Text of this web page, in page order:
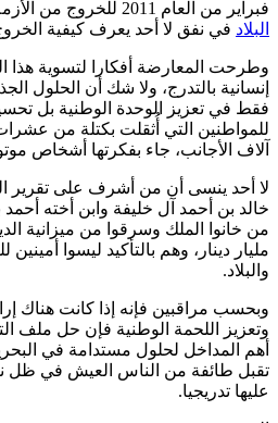
فبراير من العام 2011 للخروج من الأزمة السياسية، قبل أن تدخل
البلاد في نفق لا أحد يعرف كيفية
وطرحت المعارضة أفكارا لتسوية هذا
إنسانية بالتدرج، ولا شك أن الحلول
فقط في تعزيز الوحدة الوطنية بل
للمواطنين التي أُثقلت بكتلة من
آلاف الأجانب، جاء بفكرتها أشخاص
لا أحد ينسى أن من أشرف على تقرير
خالد بن أحمد آل خليفة وابن أخته
من خانوا الملك وسرقوا من ميزانية
مليار دينار، وهم بالتأكيد ليسوا
والبلاد.
وبحسب مراقبين فإنه إذا كانت هناك
وتعزيز اللحمة الوطنية فإن حل ملف
أهم المداخل لحلول مستدامة في
تقبل طائفة من الناس العيش في ظل
عليها تدريجيا.